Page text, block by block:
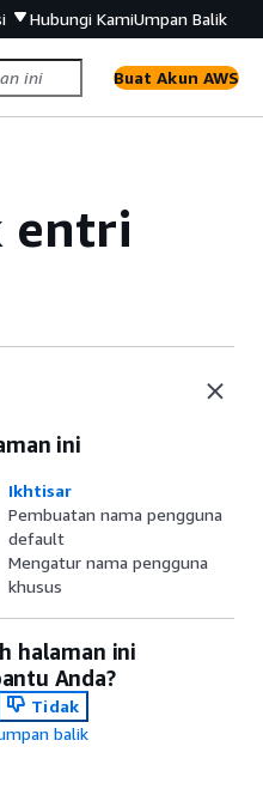
Hubungi KamiUmpan Balik
Buat Akun AWS
entri
ini
Ikhtisar
Pembuatan nama pengguna
default
Mengatur nama pengguna
khusus
halaman ini
Anda?
Tidak
balik